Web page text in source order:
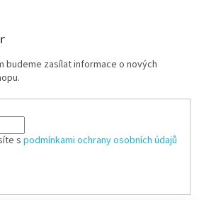
budeme zasílat informace o nových
s podmínkami ochrany osobních údajů